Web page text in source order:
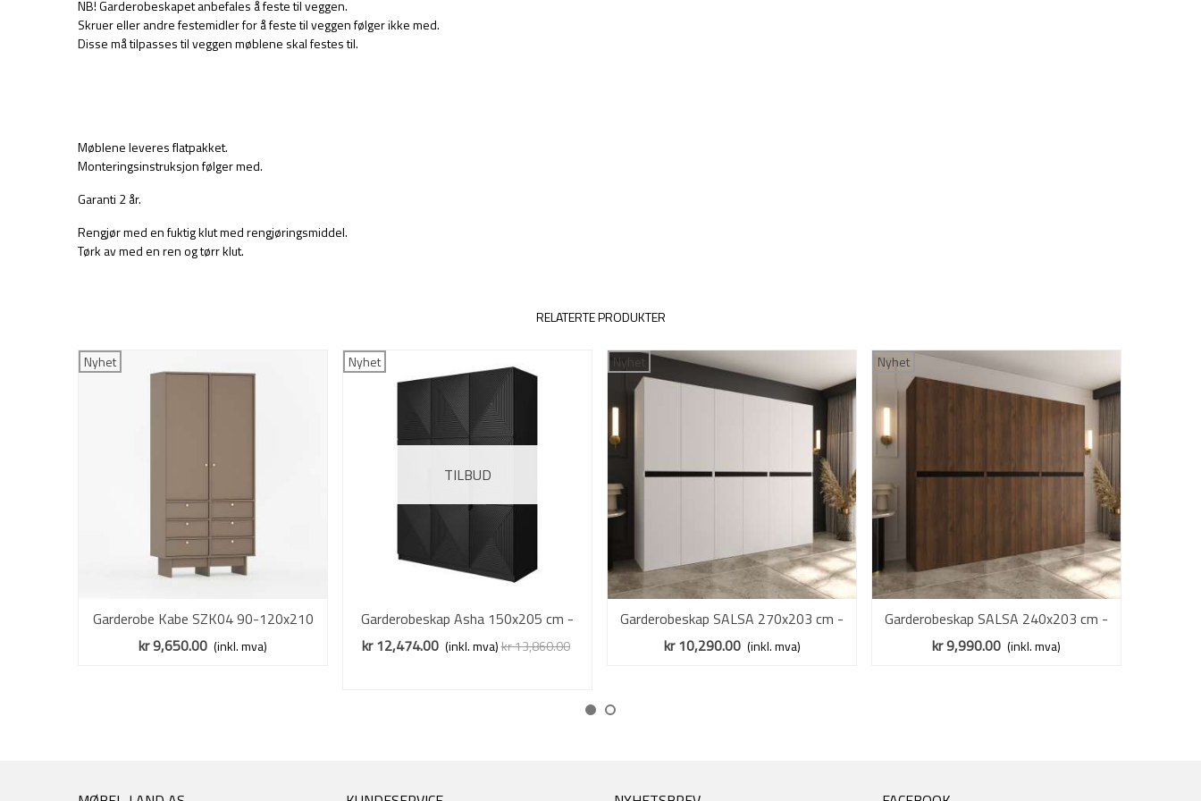
NB! Garderobeskapet anbefales å feste til veggen.
Skruer eller andre festemidler for å feste til veggen følger ikke med.
Disse må tilpasses til veggen møblene skal festes til.
Møblene leveres flatpakket.
Monteringsinstruksjon følger med.
Garanti 2 år.
Rengjør med en fuktig klut med rengjøringsmiddel.
Tørk av med en ren og tørr klut.
RELATERTE PRODUKTER
Nyhet
Vis mer
Garderobe Kabe SZK04 90-120x210
cm - Flere farger - 2 dører - 6 skuffer
kr 9,650.00 (inkl. mva)
Nyhet
Vis mer
TILBUD
Garderobeskap Asha 150x205 cm -
sort - 3 dører
kr 12,474.00 (inkl. mva)kr 13,860.00
Nyhet
Vis mer
Garderobeskap SALSA 270x203 cm -
hvit matt - 6 dører
kr 10,290.00 (inkl. mva)
Nyhet
Vis mer
Garderobeskap SALSA 240x203 cm -
valnøtt - 6 dører
kr 9,990.00 (inkl. mva)